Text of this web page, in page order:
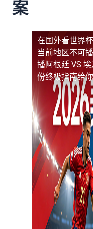
案
在国外看世界
当前地区不可
播阿根廷 VS
份终极指南给